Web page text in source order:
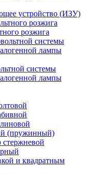
устройство (ИЗУ)
розжига
системы
лампы
(пружинный)
стержневой